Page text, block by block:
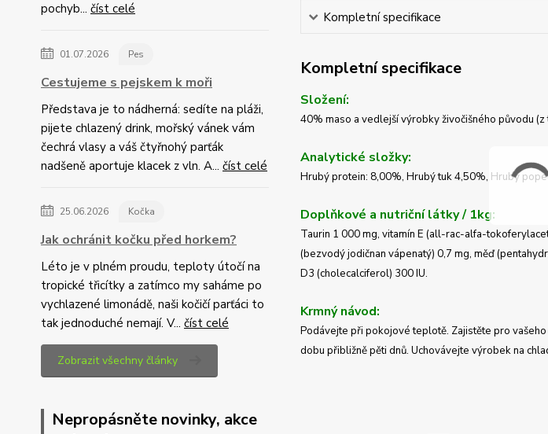
pochyb... číst celé
01.07.2026 Pes
Cestujeme s pejskem k moři
Představa je to nádherná: sedíte na pláži,
pijete chlazený drink, mořský vánek vám
čechrá vlasy a váš čtyřnohý parťák
nadšeně aportuje klacek z vln. A... číst celé
25.06.2026 Kočka
Jak ochránit kočku před horkem?
Léto je v plném proudu, teploty útočí na
tropické třicítky a zatímco my saháme po
vychlazené limonádě, naši kočičí parťáci to
tak jednoduché nemají. V... číst celé
Zobrazit všechny články
Nepropásněte novinky, akce
Kompletní specifikace
Kompletní specifikace
Složení:
40% maso a vedlejší výrobky živočišného původu
Analytické složky:
Hrubý protein: 8,00%, Hrubý tuk 4,50%, Hrubý
Doplňkové a nutriční látky / 1kg:
Taurin 1 000 mg, vitamín E (all-rac-alfa-
(bezvodý jodičnan vápenatý) 0,7 mg, měď
D3 (cholecalciferol) 300 IU.
Krmný návod:
Podávejte při pokojové teplotě. Zajistěte pro
dobu přibližně pěti dnů. Uchovávejte výrobek na